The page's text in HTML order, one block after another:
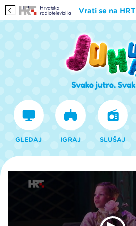
Vrati se na HRT
GLEDAJ IGRAJ SLUŠAJ